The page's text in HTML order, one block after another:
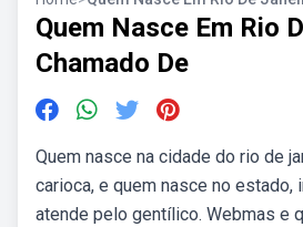
Quem Nasce Em Rio
Chamado De
Quem nasce na cidade do rio de
carioca, e quem nasce no estado,
atende pelo gentílico. Webmas e